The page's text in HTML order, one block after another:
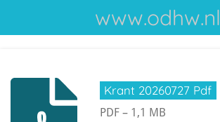
direct
hoofdinhoud
www.odhw.nl
Krant 20260727 Pdf
PDF – 1,1 MB